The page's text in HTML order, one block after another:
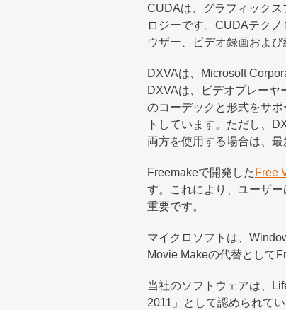
CUDAは、グラフィック
ロジーです。CUDAテク
ウザー、ビデオ録画およ
DXVAは、Microsoft
DXVAは、ビデオプレーヤ
のコーデックと形式をサ
トしています。ただし、
両方を使用する場合は、
Freemakeで開発した Free
す。これにより、ユーザ
重要です。
マイクロソフトは、
Movie Makeの代替として
当社のソフトウェアは、
2011」として認められて